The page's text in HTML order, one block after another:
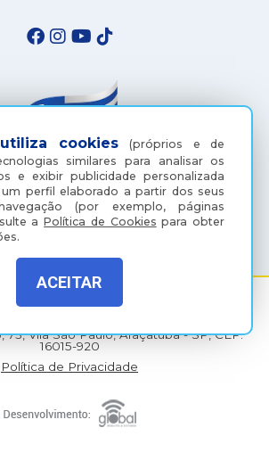
cookies (próprios e de
similares para analisar os
e exibir publicidade personalizada
perfil elaborado a partir dos seus
(por exemplo, páginas
aPolítica de Cookies para obter
ACEITAR
(18) 3607-6500
Vila São Paulo, Araçatuba - SP, CEP:
16015-920
Política de Privacidade